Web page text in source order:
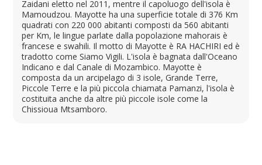
Zaidani eletto nel 2011, mentre il capoluogo dell'isola è
Mamoudzou. Mayotte ha una superficie totale di 376 Km
quadrati con 220 000 abitanti composti da 560 abitanti
per Km, le lingue parlate dalla popolazione mahorais è
francese e swahili. Il motto di Mayotte è RA HACHIRI ed è
tradotto come Siamo Vigili. L'isola è bagnata dall'Oceano
Indicano e dal Canale di Mozambico. Mayotte è
composta da un arcipelago di 3 isole, Grande Terre,
Piccole Terre e la più piccola chiamata Pamanzi, l'isola è
costituita anche da altre più piccole isole come la
Chissioua Mtsamboro.